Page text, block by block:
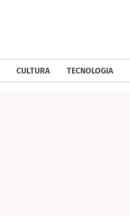
CULTURA TECNOLOGIA